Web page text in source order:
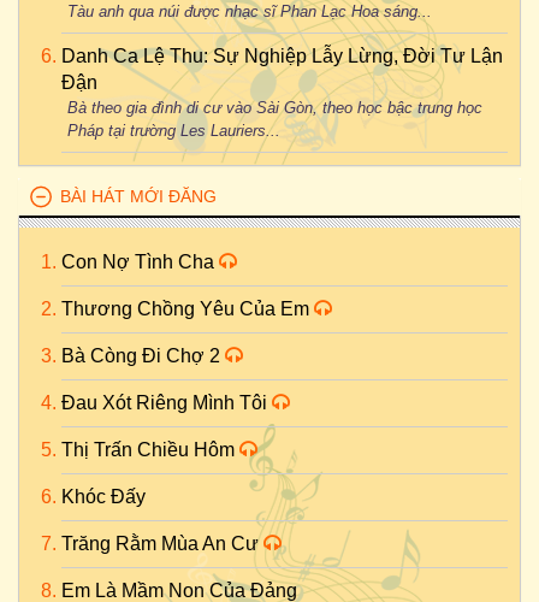
Tàu anh qua núi được nhạc sĩ Phan Lạc Hoa sáng...
Danh Ca Lệ Thu: Sự Nghiệp Lẫy Lừng, Đời Tư Lận
Đận
Bà theo gia đình di cư vào Sài Gòn, theo học bậc trung học
Pháp tại trường Les Lauriers...
BÀI HÁT MỚI ĐĂNG
Con Nợ Tình Cha
Thương Chồng Yêu Của Em
Bà Còng Đi Chợ 2
Đau Xót Riêng Mình Tôi
Thị Trấn Chiều Hôm
Khóc Đấy
Trăng Rằm Mùa An Cư
Em Là Mầm Non Của Đảng